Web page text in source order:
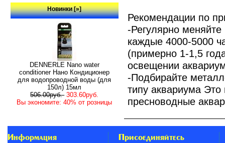
Новинки [»]
DENNERLE Nano water
conditioner Нано Кондиционер
для водопроводной воды (для
150л) 15мл
506.00руб. 303.60руб.
Вы экономите: 40% от розницы
Рекомендации по
-Регулярно
каждые 4000-5000
(примерно 1-1,5
освещении
-Подбирайте
типу аквариума Это
пресноводные
Информация Присоединяйтесь